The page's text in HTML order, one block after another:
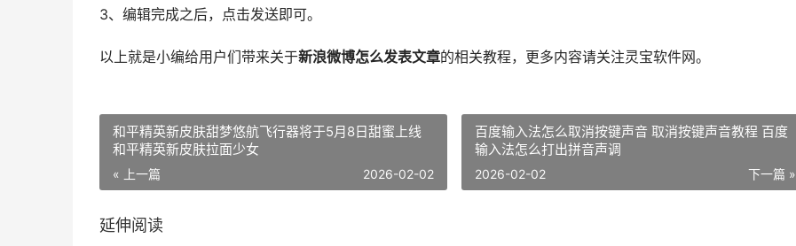
3、编辑完成之后，点击发送即可。
以上就是小编给用户们带来关于新浪微博怎么发表文章的相关教程，更多内容请关注灵宝软件网。
和平精英新皮肤甜梦悠航飞行器将于5月8日甜蜜上线
和平精英新皮肤拉面少女
« 上一篇 2026-02-02
百度输入法怎么取消按键声音 取消按键声音教程 百度
输入法怎么打出拼音声调
下一篇 »
2026-02-02
延伸阅读